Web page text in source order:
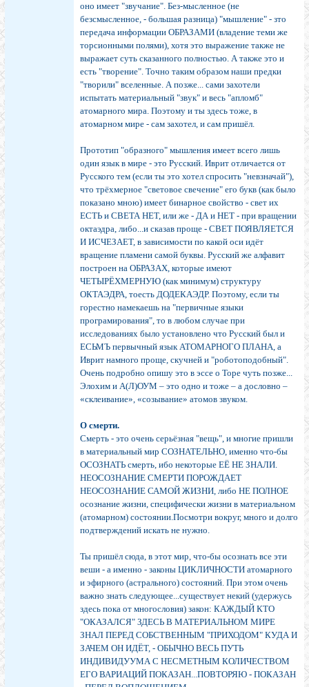
оно имеет "звучание". Без-мысленное (не
безсмысленное, - большая разница) "мышление" - зто
передача информации ОБРАЗАМИ (владение теми же
торсионными полями), хотя это выражение также не
выражает суть сказанного полностью. А также это и
есть "творение". Точно таким образом наши предки
"творили" вселенные. А позже... сами захотели
испытать материальный "звук" и весь "апломб"
атомарного мира. Поэтому и ты здесь тоже, в
атомарном мире - сам захотел, и сам пришёл.
Прототип "образного" мышления имеет всего лишь
один язык в мире - это Русский. Иврит отличается от
Русского тем (если ты это хотел спросить "невзначай"),
что трёхмерное "световое свечение" его букв (как было
показано мною) имеет бинарное свойство - свет их
ЕСТЬ и СВЕТА НЕТ, или же - ДА и НЕТ - при вращении
октаэдра, либо...и сказав проще - СВЕТ ПОЯВЛЯЕТСЯ
И ИСЧЕЗАЕТ, в зависимости по какой оси идёт
вращение пламени самой буквы. Русский же алфавит
построен на ОБРАЗАХ, которые имеют
ЧЕТЫРЁХМЕРНУЮ (как минимум) структуру
ОКТАЭДРА, тоесть ДОДЕКАЭДР. Поэтому, если ты
горестно намекаешь на "первичные языки
програмирования", то в любом случае при
исследованиях было установлено что Русский был и
ЕСЬМЪ первычный язык АТОМАРНОГО ПЛАНА, а
Иврит намного проще, скучней и "роботоподобный".
Очень подробно опишу это в эссе о Торе чуть позже...
Элохим и А(Л)ОУМ – это одно и тоже – а дословно –
«склеивание», «созывание» атомов звуком.
О смерти.
Смерть - это очень серьёзная "вещь", и многие пришли
в материальный мир СОЗНАТЕЛЬНО, именно что-бы
ОСОЗНАТЬ смерть, ибо некоторые ЕЁ НЕ ЗНАЛИ.
НЕОСОЗНАНИЕ СМЕРТИ ПОРОЖДАЕТ
НЕОСОЗНАНИЕ САМОЙ ЖИЗНИ, либо НЕ ПОЛНОЕ
осознание жизни, специфически жизни в материальном
(атомарном) состоянии.Посмотри вокруг, много и долго
подтверждений искать не нужно.
Ты пришёл сюда, в этот мир, что-бы осознать все эти
веши - а именно - законы ЦИКЛИЧНОСТИ атомарного
и эфирного (астрального) состояний. При этом очень
важно знать следующее...существует некий (удержусь
здесь пока от многословия) закон: КАЖДЫЙ КТО
"ОКАЗАЛСЯ" ЗДЕСЬ В МАТЕРИАЛЬНОМ МИРЕ
ЗНАЛ ПЕРЕД СОБСТВЕННЫМ "ПРИХОДОМ" КУДА И
ЗАЧЕМ ОН ИДЁТ, - ОБЫЧНО ВЕСЬ ПУТЬ
ИНДИВИДУУМА С НЕСМЕТНЫМ КОЛИЧЕСТВОМ
ЕГО ВАРИАЦИЙ ПОКАЗАН...ПОВТОРЯЮ - ПОКАЗАН